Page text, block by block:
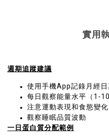
實用
週期追蹤建議
使用手機App記錄月經日
每日觀察能量水平（1-10
注意運動表現和食慾變化
觀察睡眠品質波動
一日蛋白質分配範例